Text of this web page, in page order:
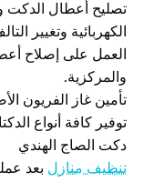
تصليح أعطال الدكت
الكهربائية وتغيير
العمل على إصلاح
والمركزية.
تأمين غاز الفريون
توفير كافة أنواع
دكت الصاج الهندي
تنظيف منازل بعد